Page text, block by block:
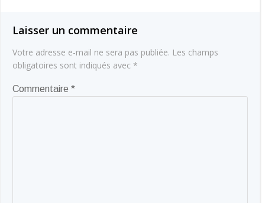
Laisser un commentaire
Votre adresse e-mail ne sera pas publiée. Les champs
obligatoires sont indiqués avec *
Commentaire *